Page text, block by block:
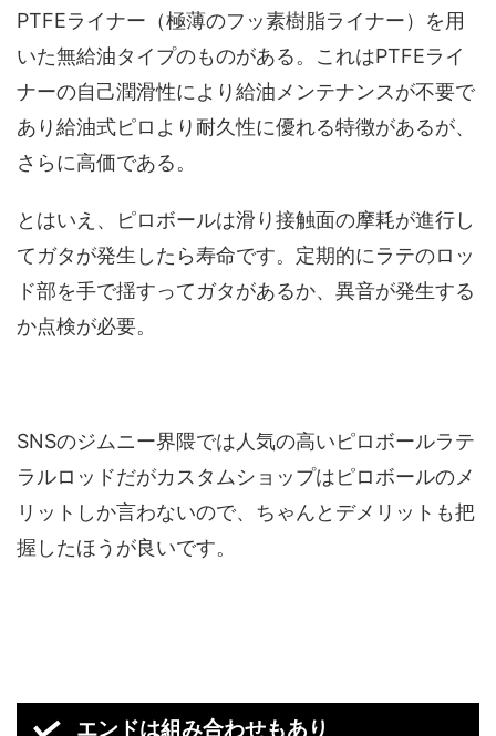
PTFEライナー（極薄のフッ素樹脂ライナー）を用
いた無給油タイプのものがある。これはPTFEライ
ナーの自己潤滑性により給油メンテナンスが不要で
あり給油式ピロより耐久性に優れる特徴があるが、
さらに高価である。
とはいえ、ピロボールは滑り接触面の摩耗が進行し
てガタが発生したら寿命です。定期的にラテのロッ
ド部を手で揺すってガタがあるか、異音が発生する
か点検が必要。
SNSのジムニー界隈では人気の高いピロボールラテ
ラルロッドだがカスタムショップはピロボールのメ
リットしか言わないので、ちゃんとデメリットも把
握したほうが良いです。
エンドは組み合わせもあり